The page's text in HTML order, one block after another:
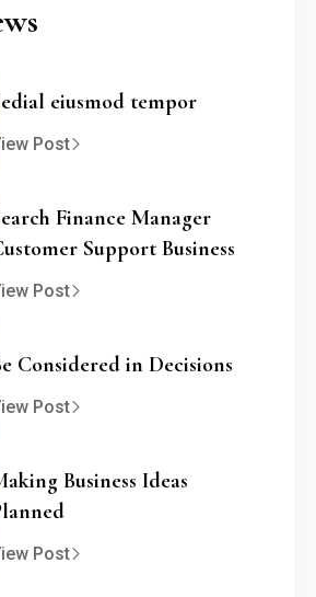
eiusmod tempor
Post
Finance Manager
Support Business
Post
Considered in Decisions
Post
Business Ideas
Post